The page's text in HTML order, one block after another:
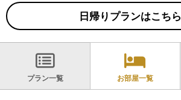
日帰りプランはこちら
プラン一覧 お部屋一覧